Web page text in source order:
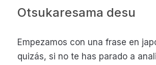
Otsukaresama desu
Empezamos con una frase en
quizás, si no te has parado a